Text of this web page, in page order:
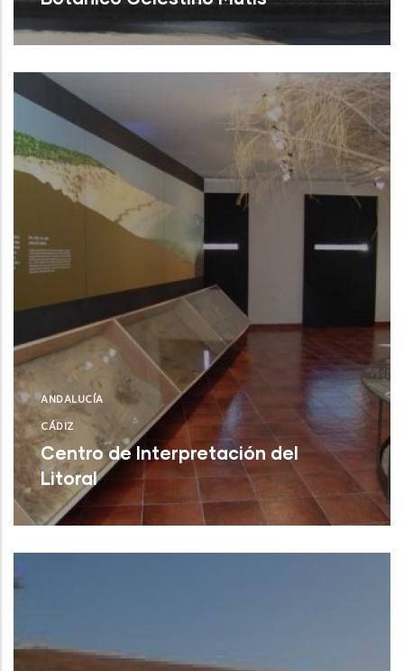
Rota (Cádiz)
ANDALUCÍA
CÁDIZ
Centro de Interpretación del
Litoral
Rota (Cádiz)